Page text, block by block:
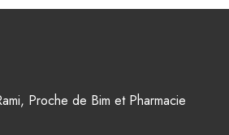
Proche de Bim et Pharmacie